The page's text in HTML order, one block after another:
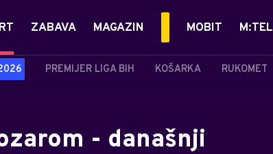
PREMIJER LIGA BIH KOŠARKA RUKOMET
ZABAVA MAGAZIN MOBIT M:TEL
- današnji